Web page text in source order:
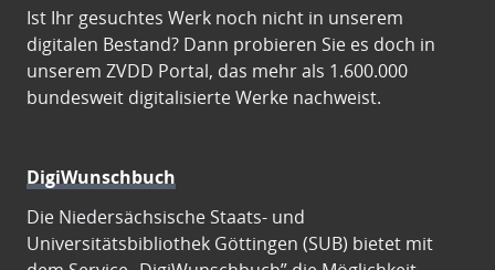
Ist Ihr gesuchtes Werk noch nicht in unserem
digitalen Bestand? Dann probieren Sie es doch in
unserem ZVDD Portal, das mehr als 1.600.000
bundesweit digitalisierte Werke nachweist.
DigiWunschbuch
Die Niedersächsische Staats- und
Universitätsbibliothek Göttingen (SUB) bietet mit